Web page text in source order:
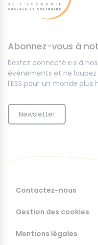
Abonnez-vous à
Restez connecté·e·s à
événements et ne
l'ESS pour un monde plus
Newsletter
Contactez-nous
Gestion des cookies
Mentions légales